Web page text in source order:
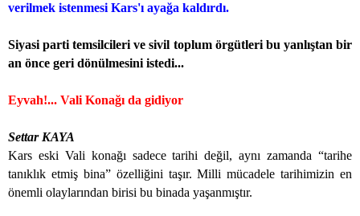
verilmek istenmesi Kars'ı ayağa kaldırdı.
Siyasi parti temsilcileri ve sivil toplum örgütleri bu yanlıştan bir
an önce geri dönülmesini istedi...
Eyvah!... Vali Konağı da gidiyor
Settar KAYA
Kars eski Vali konağı sadece tarihi değil, aynı zamanda “tarihe
tanıklık etmiş bina” özelliğini taşır. Milli mücadele tarihimizin en
önemli olaylarından birisi bu binada yaşanmıştır.